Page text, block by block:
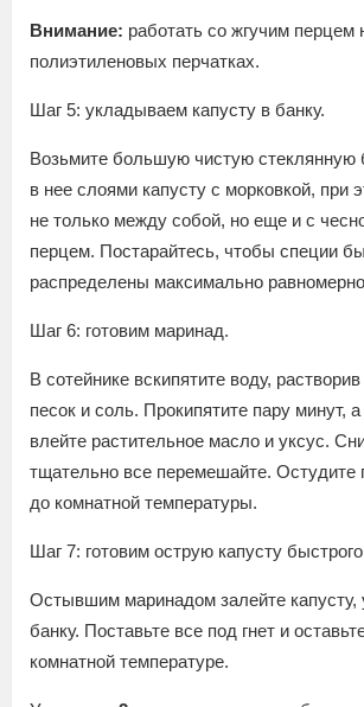
Внимание: работать со жгучим перцем
полиэтиленовых перчатках.
Шаг 5: укладываем капусту в банку.
Возьмите большую чистую стеклянную
в нее слоями капусту с морковкой, при
не только между собой, но еще и с
перцем. Постарайтесь, чтобы специи
распределены максимально
Шаг 6: готовим маринад.
В сотейнике вскипятите воду,
песок и соль. Прокипятите пару минут,
влейте растительное масло и уксус.
тщательно все перемешайте. Остудите
до комнатной температуры.
Шаг 7: готовим острую капусту
Остывшим маринадом залейте
банку. Поставьте все под гнет и
комнатной температуре.